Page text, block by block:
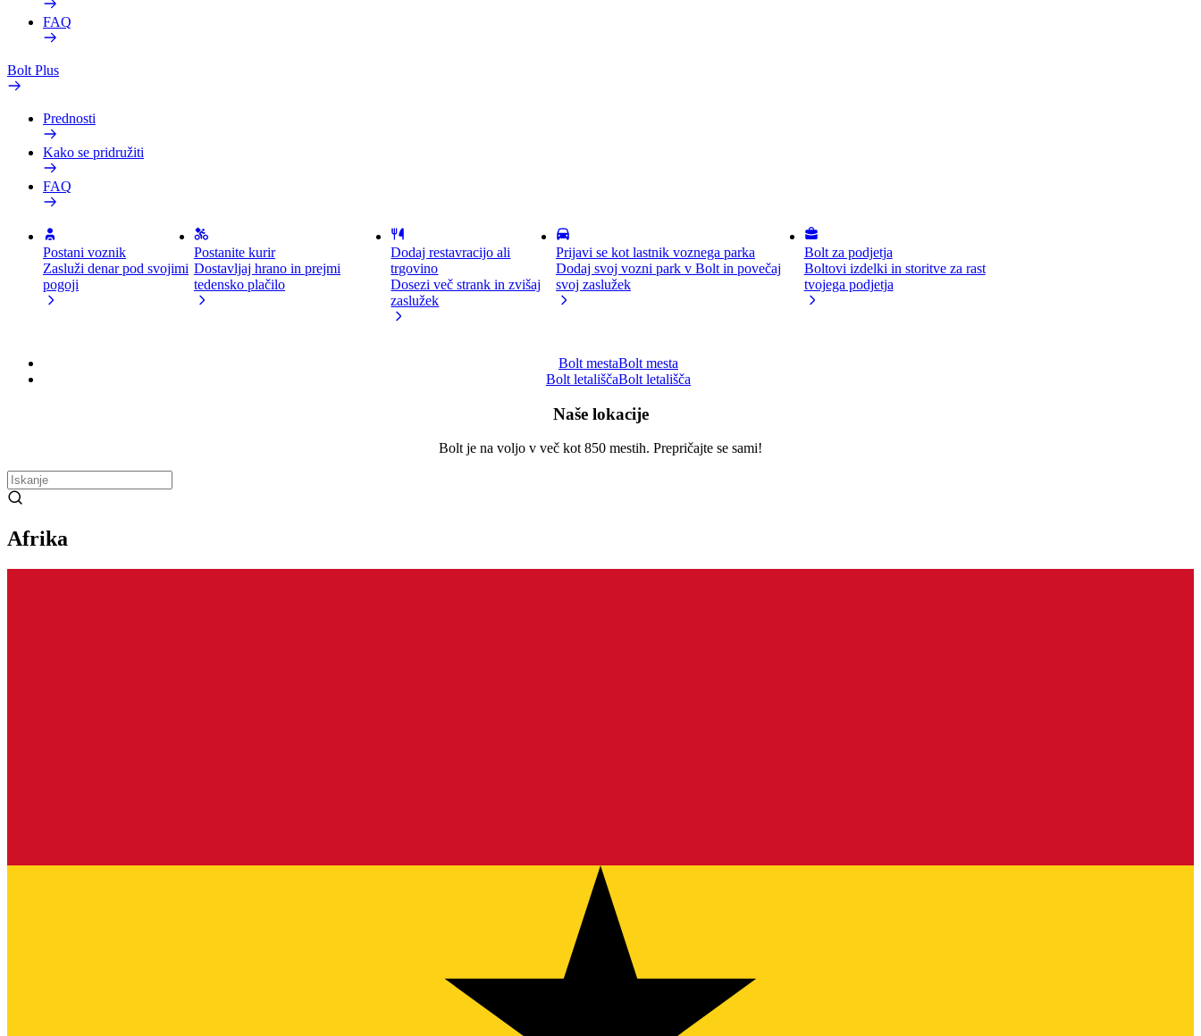
FAQ
Bolt Plus
Prednosti
Kako se pridružiti
FAQ
Postani voznik
Zasluži denar pod svojimi
pogoji
Postanite kurir
Dostavljaj hrano in prejmi
tedensko plačilo
Dodaj restavracijo ali
trgovino
Dosezi več strank in zvišaj
zaslužek
Prijavi se kot lastnik voznega parka
Dodaj svoj vozni park v Bolt in povečaj
svoj zaslužek
Bolt za podjetja
Boltovi izdelki in storitve za rast
tvojega podjetja
Bolt mestaBolt mesta
Bolt letališčaBolt letališča
Naše lokacije
Bolt je na voljo v več kot 850 mestih. Prepričajte se sami!
Afrika